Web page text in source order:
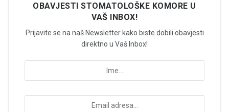
OBAVJESTI STOMATOLOŠKE KOMORE U
VAŠ INBOX!
Prijavite se na naš Newsletter kako biste dobili obavjesti
direktno u Vaš Inbox!